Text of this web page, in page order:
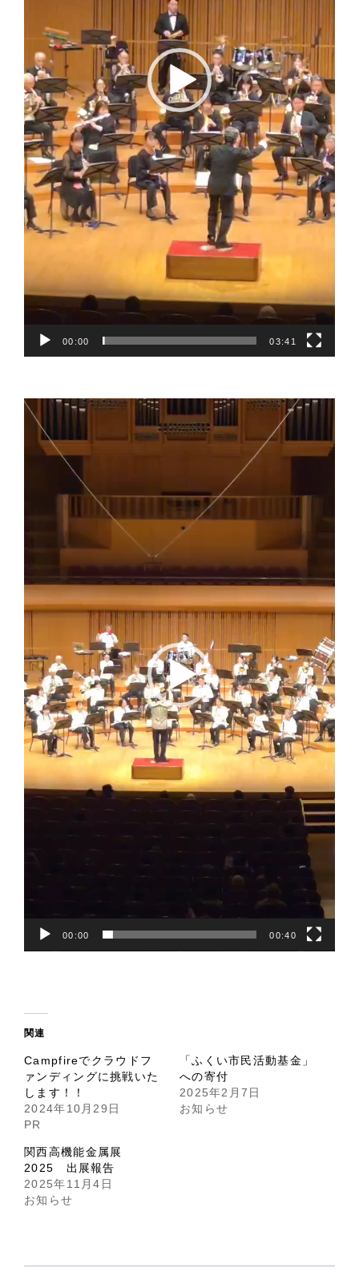
00:00 03:41
動
00:00 00:40
関連
Campfireでクラウドフ
ァンディングに挑戦いた
します！！
2024年10月29日
PR
「ふくい市民活動基金」
への寄付
2025年2月7日
お知らせ
関西高機能金属展
2025 出展報告
2025年11月4日
お知らせ